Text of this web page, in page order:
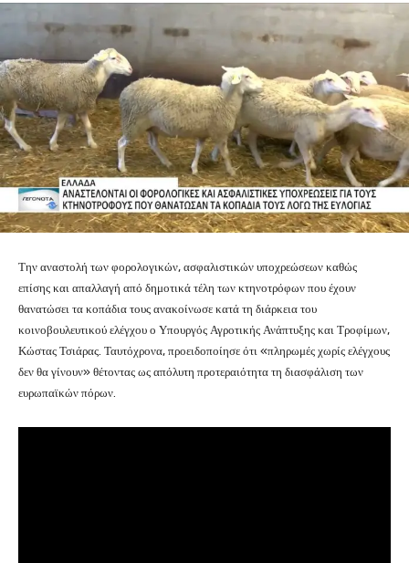
Την αναστολή των φορολογικών, ασφαλιστικών υποχρεώσεων καθώς
επίσης και απαλλαγή από δημοτικά τέλη των κτηνοτρόφων που έχουν
θανατώσει τα κοπάδια τους ανακοίνωσε κατά τη διάρκεια του
κοινοβουλευτικού ελέγχου ο Υπουργός Αγροτικής Ανάπτυξης και Τροφίμων,
Κώστας Τσιάρας. Ταυτόχρονα, προειδοποίησε ότι «πληρωμές χωρίς ελέγχους
δεν θα γίνουν» θέτοντας ως απόλυτη προτεραιότητα τη διασφάλιση των
ευρωπαϊκών πόρων.